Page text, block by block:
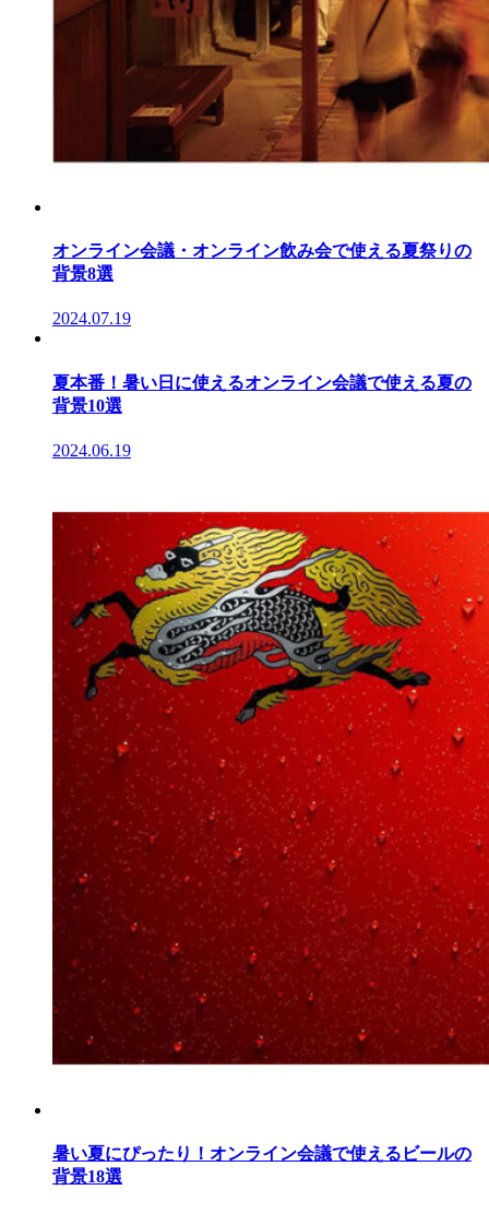
オンライン会議・オンライン飲み会で使える夏祭りの
背景8選
2024.07.19
夏本番！暑い日に使えるオンライン会議で使える夏の
背景10選
2024.06.19
暑い夏にぴったり！オンライン会議で使えるビールの
背景18選